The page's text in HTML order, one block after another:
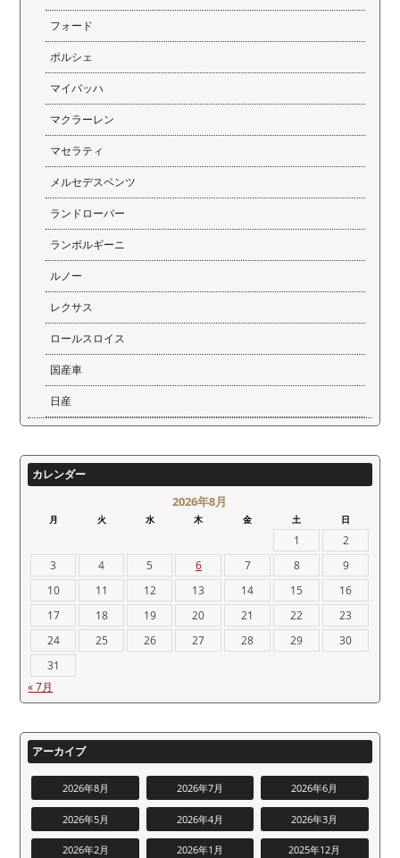
フォード
ポルシェ
マイバッハ
マクラーレン
マセラティ
メルセデスベンツ
ランドローバー
ランボルギーニ
ルノー
レクサス
ロールスロイス
国産車
日産
カレンダー
2026年8月
月 火 水 木 金 土 日
1
2
3
4 5 6 7 8
9
10
11 12 13 14 15
16
17
18 19 20 21 22
23
24
25 26 27 28 29
30
31
« 7月
アーカイブ
2026年8月 2026年7月 2026年6月
2026年5月 2026年4月 2026年3月
2026年2月 2026年1月 2025年12月